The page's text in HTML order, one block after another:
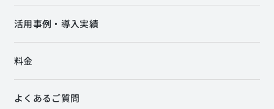
活用事例・導入実績
料金
よくあるご質問